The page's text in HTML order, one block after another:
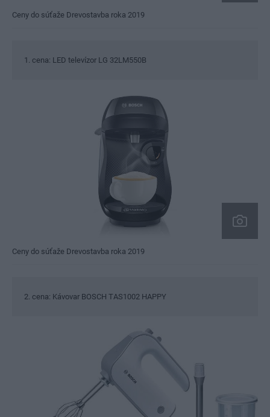
Ceny do súťaže Drevostavba roka 2019
1. cena: LED televízor LG 32LM550B
Ceny do súťaže Drevostavba roka 2019
2. cena: Kávovar BOSCH TAS1002 HAPPY